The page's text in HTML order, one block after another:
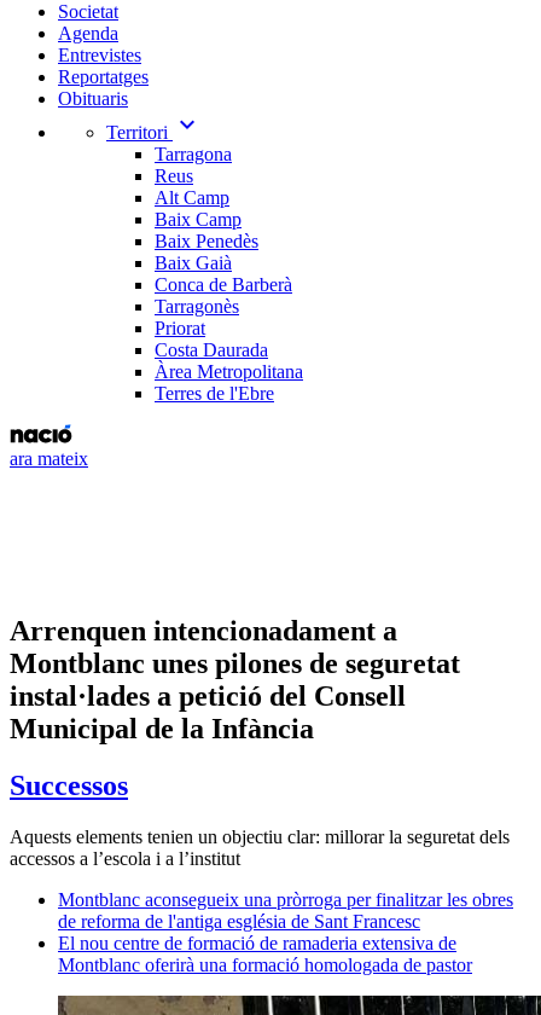
Societat
Agenda
Entrevistes
Reportatges
Obituaris
Territori
expand_more
Tarragona
Reus
Alt Camp
Baix Camp
Baix Penedès
Baix Gaià
Conca de Barberà
Tarragonès
Priorat
Costa Daurada
Àrea Metropolitana
Terres de l'Ebre
ara mateix
Arrenquen intencionadament a
Montblanc unes pilones de seguretat
instal·lades a petició del Consell
Municipal de la Infància
Successos
Aquests elements tenien un objectiu clar: millorar la seguretat dels
accessos a l’escola i a l’institut
Montblanc aconsegueix una pròrroga per finalitzar les obres
de reforma de l'antiga església de Sant Francesc
El nou centre de formació de ramaderia extensiva de
Montblanc oferirà una formació homologada de pastor